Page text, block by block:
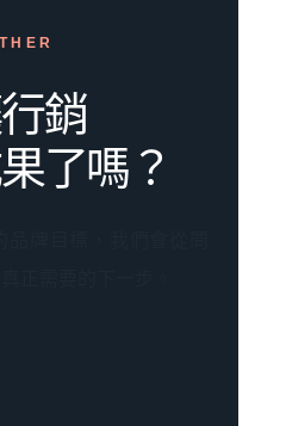
銷
了嗎？